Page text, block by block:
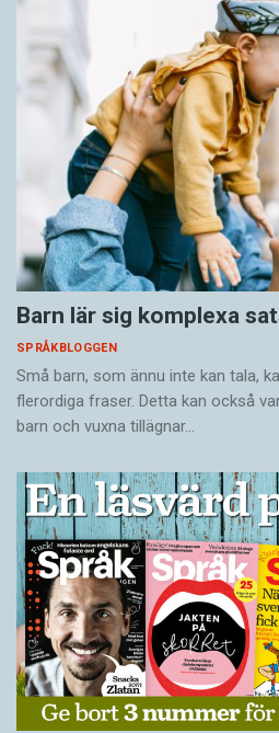
Barn lär sig komplexa
SPRÅKBLOGGEN
Små barn, som ännu inte kan tala,
flerordiga fraser. Detta kan också
barn och vuxna tillägnar…